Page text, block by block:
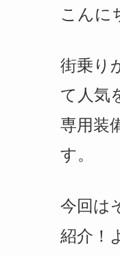
こん
街乗り
て人気
専用装
す。
今回は
紹介！